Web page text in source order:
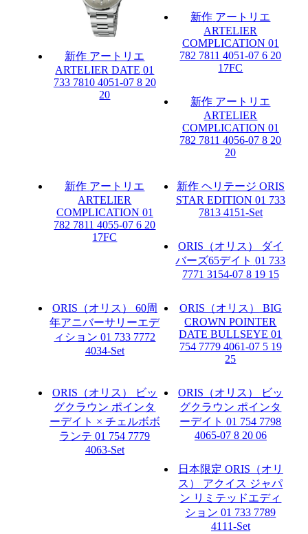
新作 アートリエ
ARTELIER DATE 01
733 7810 4051-07 8 20
20
新作 アートリエ
ARTELIER
COMPLICATION 01
782 7811 4051-07 6 20
17FC
新作 アートリエ
ARTELIER
COMPLICATION 01
782 7811 4056-07 8 20
20
新作 アートリエ
ARTELIER
COMPLICATION 01
782 7811 4055-07 6 20
17FC
新作 ヘリテージ ORIS
STAR EDITION 01 733
7813 4151-Set
ORIS（オリス）
ダイ
バーズ65デイト 01 733
7771 3154-07 8 19 15
ORIS（オリス）
60周
年アニバーサリーエデ
ィション 01 733 7772
4034-Set
ORIS（オリス）
BIG
CROWN POINTER
DATE BULLSEYE 01
754 7779 4061-07 5 19
25
ORIS（オリス）
ビッ
グクラウン ポインタ
ーデイト × チェルボボ
ランテ 01 754 7779
4063-Set
ORIS（オリス）
ビッ
グクラウン ポインタ
ーデイト 01 754 7798
4065-07 8 20 06
日本限定 ORIS（オリ
ス）
アクイス ジャパ
ン リミテッドエディ
ション 01 733 7789
4111-Set